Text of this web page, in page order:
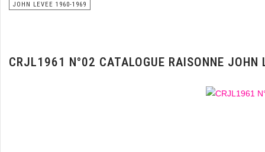
JOHN LEVEE 1960-1969
CRJL1961 N°02 CATALOGUE RAISONNE JOHN